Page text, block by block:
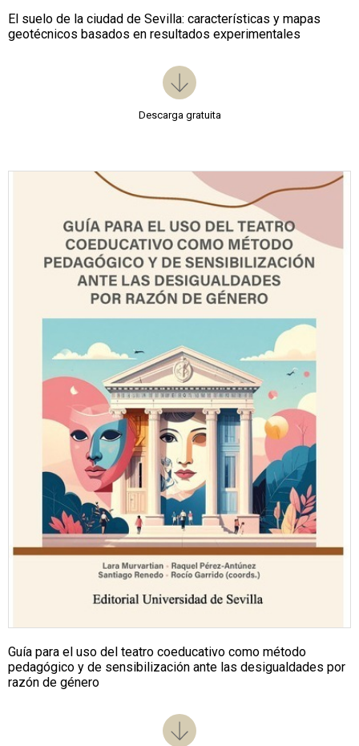
El suelo de la ciudad de Sevilla: características y mapas
geotécnicos basados en resultados experimentales
Descarga gratuita
Guía para el uso del teatro coeducativo como método
pedagógico y de sensibilización ante las desigualdades por
razón de género